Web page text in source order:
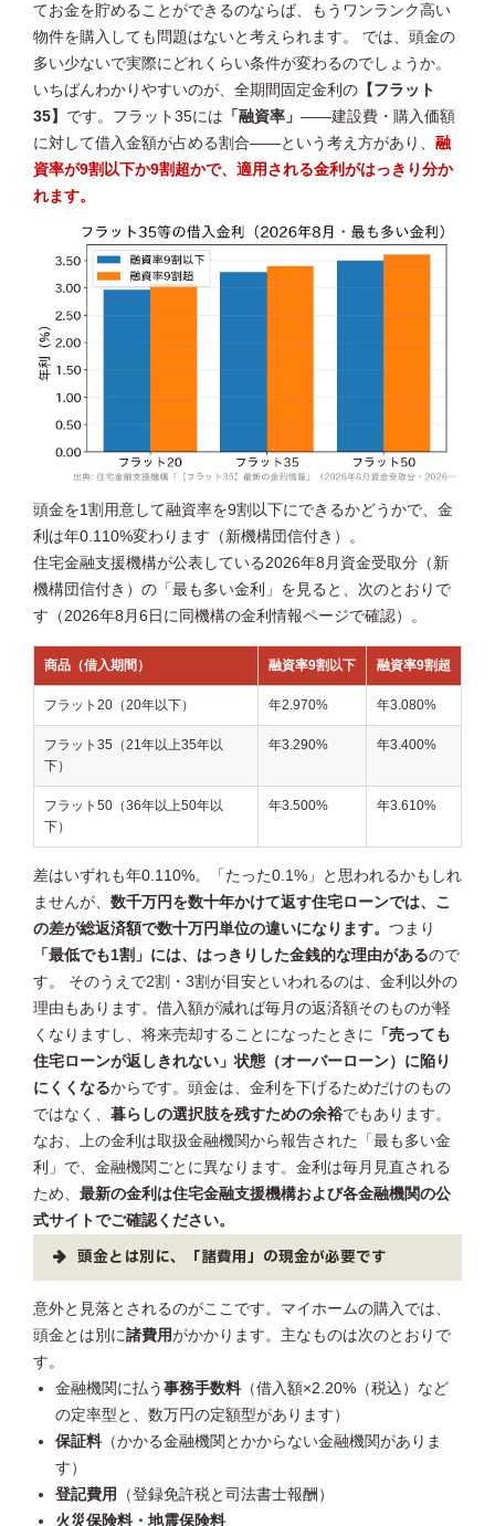
てお金を貯めることができるのならば、もうワンランク高い
物件を購入しても問題はないと考えられます。 では、頭金の
多い少ないで実際にどれくらい条件が変わるのでしょうか。
いちばんわかりやすいのが、全期間固定金利の 【フラット
35】 です。フラット35には 「融資率」 ——建設費・購入価額
に対して借入金額が占める割合——という考え方があり、 融
資率が9割以下か9割超かで、適用される金利がはっきり分か
れます。
頭金を1割用意して融資率を9割以下にできるかどうかで、金
利は年0.110%変わります（新機構団信付き）。
住宅金融支援機構が公表している2026年8月資金受取分（新
機構団信付き）の「最も多い金利」を見ると、次のとおりで
す（2026年8月6日に同機構の金利情報ページで確認）。
商品（借入期間） 融資率9割以下 融資率9割超
フラット20（20年以下） 年2.970% 年3.080%
フラット35（21年以上35年以
下）
年3.290% 年3.400%
フラット50（36年以上50年以
下）
年3.500% 年3.610%
差はいずれも年0.110%。「たった0.1%」と思われるかもしれ
ませんが、 数千万円を数十年かけて返す住宅ローンでは、こ
の差が総返済額で数十万円単位の違いになります。 つまり
「最低でも1割」には、はっきりした金銭的な理由があるので
す。 そのうえで2割・3割が目安といわれるのは、金利以外の
理由もあります。借入額が減れば毎月の返済額そのものが軽
くなりますし、将来売却することになったときに 「売っても
住宅ローンが返しきれない」状態（オーバーローン）に陥り
にくくなるからです。頭金は、金利を下げるためだけのもの
ではなく、 暮らしの選択肢を残すための余裕でもあります。
なお、上の金利は取扱金融機関から報告された「最も多い金
利」で、金融機関ごとに異なります。金利は毎月見直される
ため、 最新の金利は住宅金融支援機構および各金融機関の公
式サイトでご確認ください。
頭金とは別に、「諸費用」の現金が必要です
意外と見落とされるのがここです。マイホームの購入では、
頭金とは別に諸費用がかかります。主なものは次のとおりで
す。
金融機関に払う事務手数料（借入額×2.20%（税込）など
の定率型と、数万円の定額型があります）
保証料（かかる金融機関とかからない金融機関がありま
す）
登記費用
（登録免許税と司法書士報酬）
火災保険料・地震保険料